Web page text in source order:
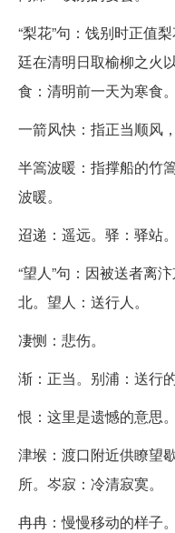
“梨花”句：饯别时正值
廷在清明日取榆柳之火
食：清明前一天为寒食。
一箭风快：指正当顺风
半篙波暖：指撑船的竹
波暖。
迢递：遥远。驿：驿站。
“望人”句：因被送者离
北。望人：送行人。
凄恻：悲伤。
渐：正当。别浦：送行
恨：这里是遗憾的意思。
津堠：渡口附近供瞭望
所。岑寂：冷清寂寞。
冉冉：慢慢移动的样子